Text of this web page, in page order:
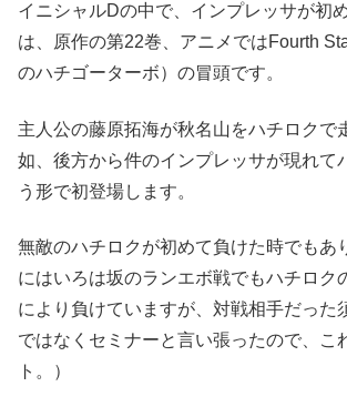
イニシャルDの中で、インプレッサが初
は、原作の第22巻、アニメではFourth
のハチゴーターボ）の冒頭です。
主人公の藤原拓海が秋名山をハチロクで
如、後方から件のインプレッサが現れて
う形で初登場します。
無敵のハチロクが初めて負けた時でもあ
にはいろは坂のランエボ戦でもハチロク
により負けていますが、対戦相手だった
ではなくセミナーと言い張ったので、こ
ト。）